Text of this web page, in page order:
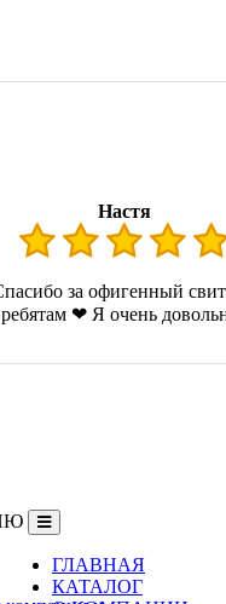
Настя
за офигенный
ребятам ❤ Я очень
ГЛАВНАЯ
КАТАЛОГ